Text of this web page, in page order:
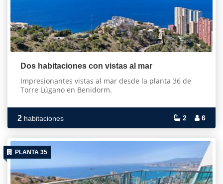
Dos habitaciones con vistas al mar
Impresionantes vistas al mar desde la planta 36 de
Torre Lúgano en Benidorm.
2 habitaciones 2 6
PLANTA 35